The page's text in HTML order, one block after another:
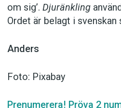
om sig’. Djuränkling
Ordet är belagt i svenskan
Anders
Foto: Pixabay
Prenumerera! Pröva 2